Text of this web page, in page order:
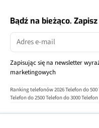
Bądź na bieżąco.
Zapisując się na newsletter
marketingowych
Ranking telefonów 2026Telefon do 500
Telefon do 2500Telefon do 3000